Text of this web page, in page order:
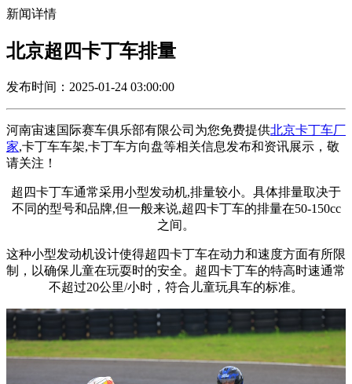
新闻详情
北京超四卡丁车排量
发布时间：2025-01-24 03:00:00
河南宙速国际赛车俱乐部有限公司为您免费提供北京卡丁车厂
家,卡丁车车架,卡丁车方向盘等相关信息发布和资讯展示，敬
请关注！
超四卡丁车通常采用小型发动机,排量较小。具体排量取决于
不同的型号和品牌,但一般来说,超四卡丁车的排量在50-150cc
之间。
这种小型发动机设计使得超四卡丁车在动力和速度方面有所限
制，以确保儿童在玩耍时的安全。超四卡丁车的特高时速通常
不超过20公里/小时，符合儿童玩具车的标准。